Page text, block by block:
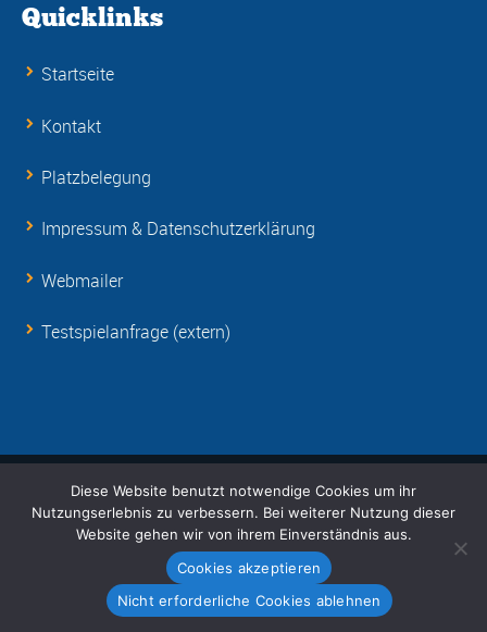
Quicklinks
Startseite
Kontakt
Platzbelegung
Impressum & Datenschutzerklärung
Webmailer
Testspielanfrage (extern)
© Copyright 2001-
2026 RSV Eintracht 1949 e.V.
Unterstützt von Auszubildenden der T-Systems
Diese Website benutzt notwendige Cookies um ihr
Nutzungserlebnis zu verbessern. Bei weiterer Nutzung dieser
Website gehen wir von ihrem Einverständnis aus.
Cookies akzeptieren
Nicht erforderliche Cookies ablehnen